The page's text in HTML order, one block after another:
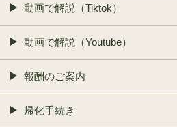
動画で解説（Tiktok）
動画で解説（Youtube）
報酬のご案内
帰化手続き